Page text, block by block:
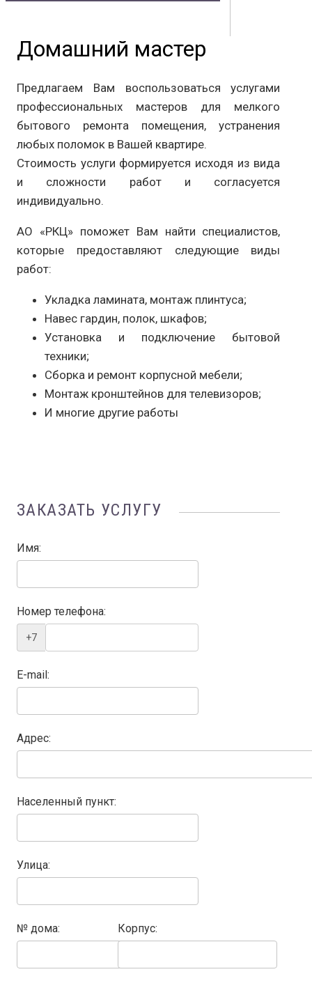
Контакты
Документы
Физическим лицам
Маркетплейс
Полезная информация
Домашний мастер
Предлагаем Вам воспользоваться услугами
профессиональных мастеров для мелкого
бытового ремонта помещения, устранения
любых поломок в Вашей квартире.
Стоимость услуги формируется исходя из вида
и сложности работ и согласуется
индивидуально.
АО «РКЦ» поможет Вам найти специалистов,
которые предоставляют следующие виды
работ:
Укладка ламината, монтаж плинтуса;
Навес гардин, полок, шкафов;
Установка и подключение бытовой
техники;
Сборка и ремонт корпусной мебели;
Монтаж кронштейнов для телевизоров;
И многие другие работы
ЗАКАЗАТЬ УСЛУГУ
Имя:
Номер телефона:
+7
E-mail:
Адрес:
Населенный пункт:
Улица:
№ дома: Корпус: